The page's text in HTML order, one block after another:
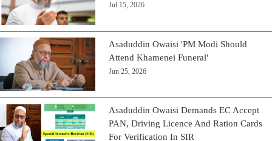
Jul 15, 2026
Asaduddin Owaisi 'PM Modi Should
Attend Khamenei Funeral'
Jun 25, 2026
Asaduddin Owaisi Demands EC Accept
PAN, Driving Licence And Ration Cards
For Verification In SIR